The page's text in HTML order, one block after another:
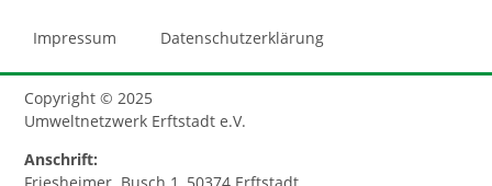
Impressum Datenschutzerklärung
Copyright © 2025
Umweltnetzwerk Erftstadt e.V.
Anschrift: